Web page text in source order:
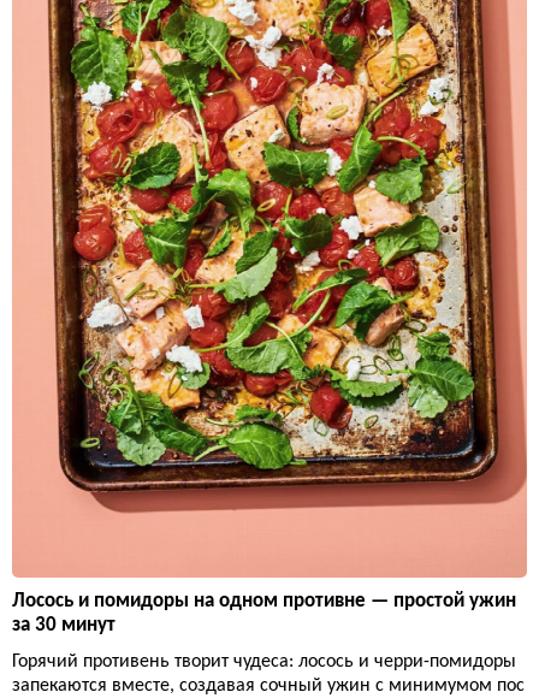
Лосось и помидоры на одном противне — простой ужин
за 30 минут
Горячий противень творит чудеса: лосось и черри-помидоры
запекаются вместе, создавая сочный ужин с минимумом пос